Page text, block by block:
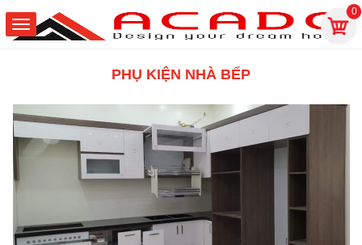
0
PHỤ KIỆN NHÀ BẾP